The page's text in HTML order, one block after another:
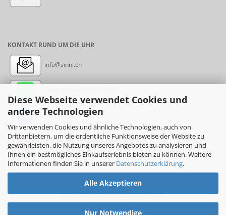
Diese Webseite verwendet Cookies und
andere Technologien
Wir verwenden Cookies und ähnliche Technologien, auch von
Drittanbietern, um die ordentliche Funktionsweise der Website zu
gewährleisten, die Nutzung unseres Angebotes zu analysieren und
Ihnen ein bestmögliches Einkaufserlebnis bieten zu können. Weitere
Informationen finden Sie in unserer Datenschutzerklärung.
Alle Akzeptieren
Nur Notwendige
KONTAKT RUND UM DIE UHR
info@sinni.ch
Messenger: sinni.ch
Instagram: sinni_ch
Online-Shopby sinni.ch © 2017-2026